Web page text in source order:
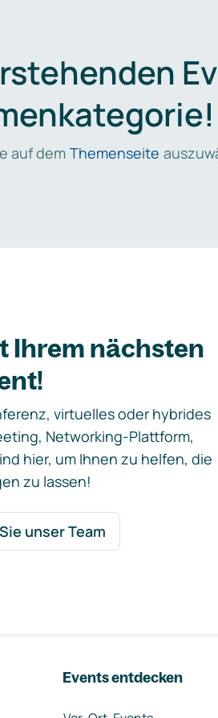
auf dem Themenseite
Ihrem nächsten
virtuelles oder hybrides
Networking-Plattform,
hier, um Ihnen zu helfen, die
zu lassen!
unser Team
Events entdecken